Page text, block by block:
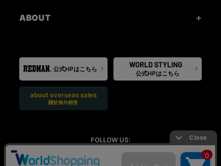
ABOUT
公式HPはこちら
公式HPはこちら
about overseas sales
關於海外銷售
FOLLOW US: